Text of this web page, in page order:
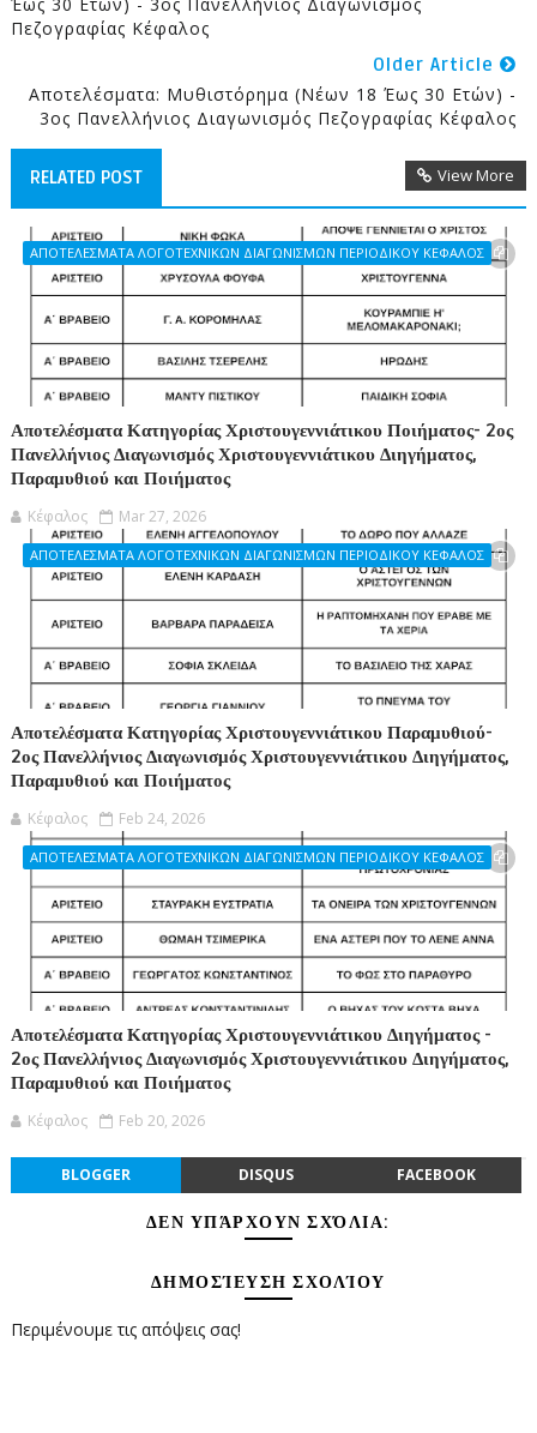
Πεζογραφίας Κέφαλος
Older Article
Αποτελέσματα: Μυθιστόρημα (Νέων 18 Έως 30 Ετών) -
3ος Πανελλήνιος Διαγωνισμός Πεζογραφίας Κέφαλος
RELATED POST View More
ΑΠΟΤΕΛΕΣΜΑΤΑ ΛΟΓΟΤΕΧΝΙΚΩΝ ΔΙΑΓΩΝΙΣΜΩΝ ΠΕΡΙΟΔΙΚΟΥ ΚΕΦΑΛΟΣ
Αποτελέσματα Κατηγορίας Χριστουγεννιάτικου Ποιήματος- 2ος
Πανελλήνιος Διαγωνισμός Χριστουγεννιάτικου Διηγήματος,
Παραμυθιού και Ποιήματος
Κέφαλος Mar 27, 2026
ΑΠΟΤΕΛΕΣΜΑΤΑ ΛΟΓΟΤΕΧΝΙΚΩΝ ΔΙΑΓΩΝΙΣΜΩΝ ΠΕΡΙΟΔΙΚΟΥ ΚΕΦΑΛΟΣ
Αποτελέσματα Κατηγορίας Χριστουγεννιάτικου Παραμυθιού-
2ος Πανελλήνιος Διαγωνισμός Χριστουγεννιάτικου Διηγήματος,
Παραμυθιού και Ποιήματος
Κέφαλος Feb 24, 2026
ΑΠΟΤΕΛΕΣΜΑΤΑ ΛΟΓΟΤΕΧΝΙΚΩΝ ΔΙΑΓΩΝΙΣΜΩΝ ΠΕΡΙΟΔΙΚΟΥ ΚΕΦΑΛΟΣ
Αποτελέσματα Κατηγορίας Χριστουγεννιάτικου Διηγήματος -
2ος Πανελλήνιος Διαγωνισμός Χριστουγεννιάτικου Διηγήματος,
Παραμυθιού και Ποιήματος
Κέφαλος Feb 20, 2026
BLOGGER DISQUS FACEBOOK
ΔΕΝ ΥΠΆΡΧΟΥΝ ΣΧΌΛΙΑ:
ΔΗΜΟΣΊΕΥΣΗ ΣΧΟΛΊΟΥ
Περιμένουμε τις απόψεις σας!